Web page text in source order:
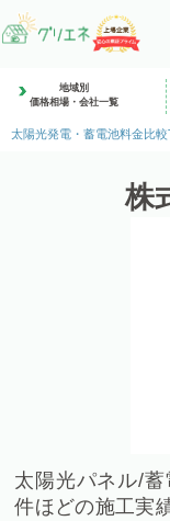
地域別
価格相場・会社一覧
太陽光発電・蓄電池料金比
株
太陽光パネル/
件ほどの施工実